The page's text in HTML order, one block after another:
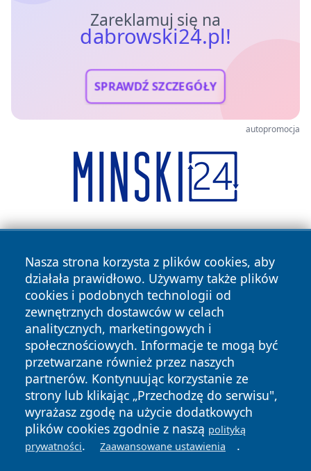
Zareklamuj się na
dabrowski24.pl!
SPRAWDŹ SZCZEGÓŁY
autopromocja
Nasza strona korzysta z plików cookies, aby
działała prawidłowo. Używamy także plików
cookies i podobnych technologii od
zewnętrznych dostawców w celach
analitycznych, marketingowych i
społecznościowych. Informacje te mogą być
przetwarzane również przez naszych
partnerów. Kontynuując korzystanie ze
strony lub klikając „Przechodzę do serwisu",
wyrażasz zgodę na użycie dodatkowych
plików cookies zgodnie z naszą polityką
prywatności. Zaawansowane ustawienia .
Copyright © 2026 dabrowski24.pl Wszystkie prawa
zastrzeżone.
News Autorzy
Polityka
Prywatności
Polityka
Cookies